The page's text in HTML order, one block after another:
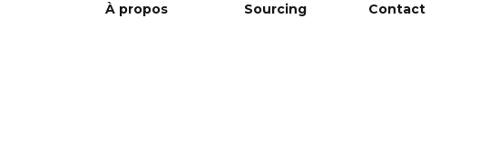
À propos
Sourcing
Contact